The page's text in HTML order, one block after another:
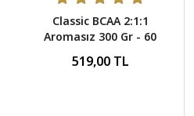
Classic BCAA 2:1:1
Aromasız 300 Gr - 60
519,00 TL